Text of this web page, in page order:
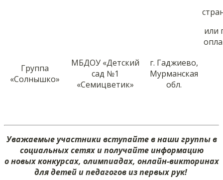
или
Группа
«Солнышко»
МБДОУ «Детский
сад №1
«Семицветик»
г. Гаджиево,
Мурманская
обл.
Уважаемые участники вступайте в наши группы в
социальных сетях и получайте информацию
о новых конкурсах, олимпиадах, онлайн-викторинах
для детей и педагогов из первых рук!